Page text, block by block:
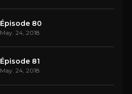
Épisode 80
May. 24, 2018
Épisode 81
May. 24, 2018